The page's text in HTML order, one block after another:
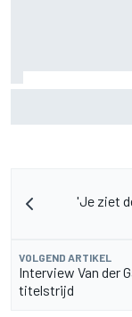
'Je ziet
VOLGEND ARTIKEL
Interview Van der
titelstrijd